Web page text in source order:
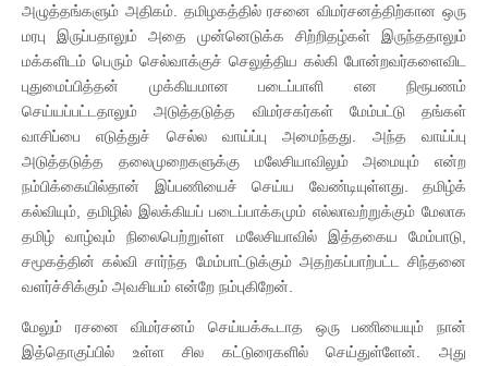
அழுத்தங்களும் அதிகம். தமிழகத்தில் ரசனை விமர்சனத்திற்கான ஒரு
மரபு இருப்பதாலும் அதை முன்னெடுக்க சிற்றிதழ்கள் இருந்ததாலும்
மக்களிடம் பெரும் செல்வாக்குச் செலுத்திய கல்கி போன்றவர்களைவிட
புதுமைப்பித்தன் முக்கியமான படைப்பாளி என நிரூபணம்
செய்யப்பட்டதாலும் அடுத்தடுத்த விமர்சகர்கள் மேம்பட்டு தங்கள்
வாசிப்பை எடுத்துச் செல்ல வாய்ப்பு அமைந்தது. அந்த வாய்ப்பு
அடுத்தடுத்த தலைமுறைகளுக்கு மலேசியாவிலும் அமையும் என்ற
நம்பிக்கையில்தான் இப்பணியைச் செய்ய வேண்டியுள்ளது. தமிழ்க்
கல்வியும், தமிழில் இலக்கியப் படைப்பாக்கமும் எல்லாவற்றுக்கும் மேலாக
தமிழ் வாழ்வும் நிலைபெற்றுள்ள மலேசியாவில் இத்தகைய மேம்பாடு,
சமூகத்தின் கல்வி சார்ந்த மேம்பாட்டுக்கும் அதற்கப்பாற்பட்ட சிந்தனை
வளர்ச்சிக்கும் அவசியம் என்றே நம்புகிறேன்.
மேலும் ரசனை விமர்சனம் செய்யக்கூடாத ஒரு பணியையும் நான்
இத்தொகுப்பில் உள்ள சில கட்டுரைகளில் செய்துள்ளேன். அது